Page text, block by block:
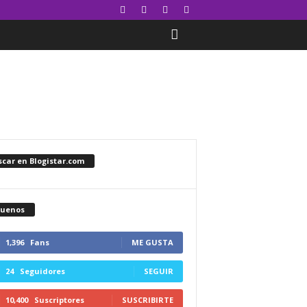
en Blogistar.com
1,396 Fans ME GUSTA
24 Seguidores SEGUIR
10,400 Suscriptores SUSCRIBIRTE